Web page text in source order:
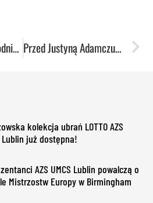
Podsumowanie tygodnia: AMWL-e w żeglarstwie zwieńczone złotem Przed Justyną Adamczuk drugi sezon w Lublinie
kolekcja ubrań LOTTO AZS
Lublin już dostępna!
AZS UMCS Lublin powalczą o
Mistrzostw Europy w Birmingham